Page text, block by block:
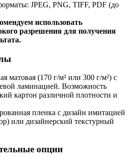
JPEG, PNG, TIFF, PDF (до
использовать
разрешения для получения
матовая (170 г/м² или 300 г/м²) с
ламинацией. Возможность
картон различной плотности и
пленка с дизайн имитацией
или дизайнерский текстурный
опции